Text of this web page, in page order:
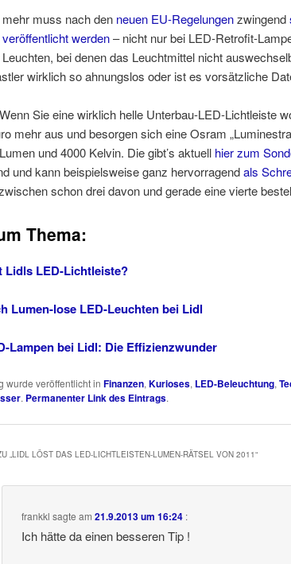
muss nach den neuen EU-Regelungenzwingend
werden– nicht nur bei LED-Retrofit-
bei denen das Leuchtmittel nicht
wirklich so ahnungslos oder ist es vorsätzliche
Sie eine wirklich helle Unterbau-LED-Lichtleiste
mehr aus und besorgen sich eine Osram
und 4000 Kelvin. Die gibt’s aktuell hier zum
und kann beispielsweise ganz hervorragendals
schon drei davon und gerade eine vierte
Thema:
Lidls LED-Lichtleiste?
Lumen-lose LED-Leuchten bei Lidl
Lampen bei Lidl: Die Effizienzwunder
wurde veröffentlicht in Finanzen, Kurioses, LED-Beleuchtung,
. Permanenter Link des Eintrags.
„LIDL LÖST DAS LED-LICHTLEISTEN-LUMEN-RÄTSEL VON 2011“
frankkl sagte am21.9.2013 um 16:24 :
Ich hätte da einen besseren Tip !